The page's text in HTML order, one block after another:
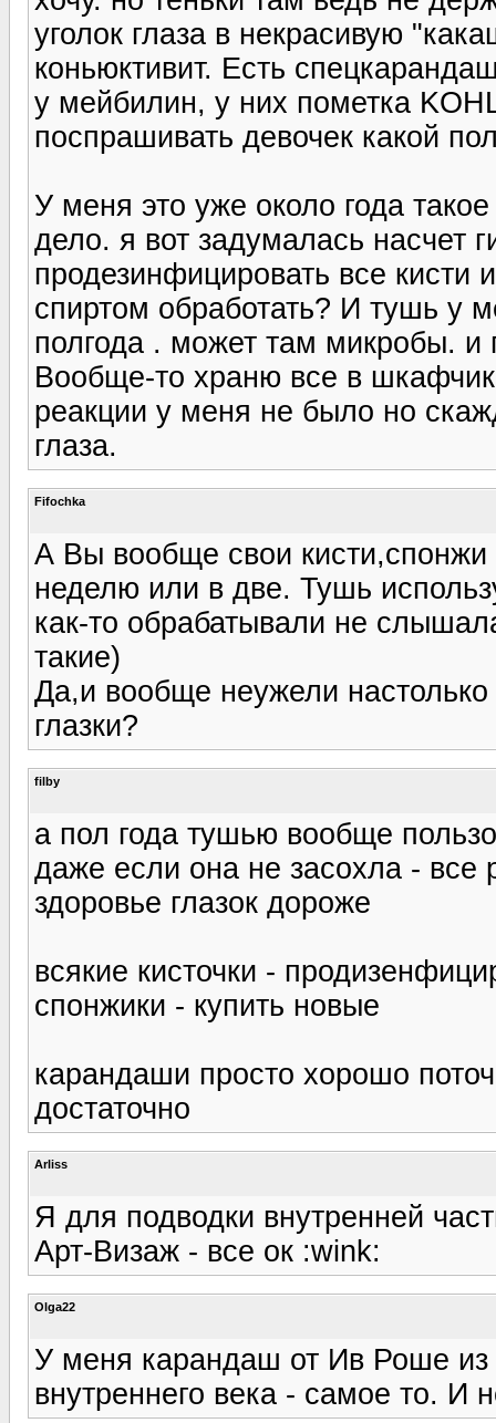
уголок глаза в некрасивую
коньюктивит. Есть
у мейбилин, у них пометка
поспрашивать девочек какой
У меня это уже около года
дело. я вот задумалась насчет
продезинфицировать все кисти
спиртом обработать? И тушь у
полгода . может там микробы. и
Вообще-то храню все в
реакции у меня не было но
глаза.
Fifochka
А Вы вообще свои кисти,спонжи
неделю или в две. Тушь
как-то обрабатывали не
такие)
Да,и вообще неужели настолько
глазки?
filby
а пол года тушью вообще
даже если она не засохла - все
здоровье глазок дороже
всякие кисточки -
спонжики - купить новые
карандаши просто хорошо
достаточно
Arliss
Я для подводки внутренней
Арт-Визаж - все ок :wink:
Olga22
У меня карандаш от Ив Роше
внутреннего века - самое то. И